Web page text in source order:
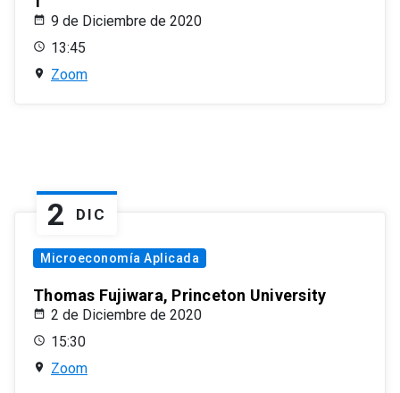
9 de Diciembre de 2020
13:45
Zoom
2 DIC
Microeconomía Aplicada
Thomas Fujiwara, Princeton University
2 de Diciembre de 2020
15:30
Zoom